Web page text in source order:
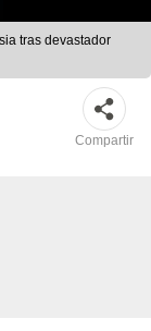
tras devastador
Compartir